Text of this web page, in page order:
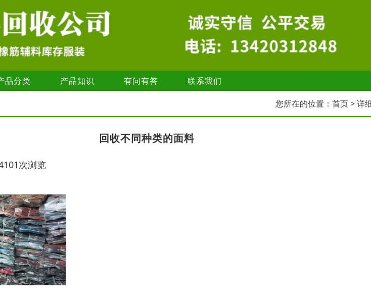
品分类 产品知识 有问有答 联系我们
您所在的位置： 首页> 详
回收不同种类的面料
次浏览